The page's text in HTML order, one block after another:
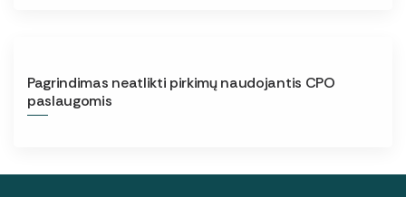
Pagrindimas neatlikti pirkimų naudojantis CPO
paslaugomis